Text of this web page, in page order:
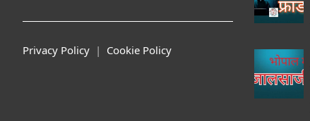
Privacy Policy | Cookie Policy